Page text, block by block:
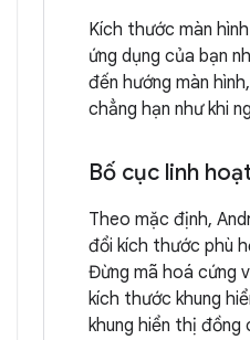
Kích thước màn
ứng dụng của bạn
đến hướng màn
chẳng hạn như khi
Bố cục linh
Theo mặc định,
đổi kích thước phù
Đừng mã hoá cứng
kích thước khung
khung hiển thị đồng